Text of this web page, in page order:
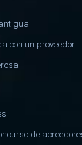
con un proveedor
de